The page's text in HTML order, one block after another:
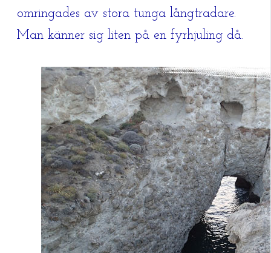
omringades av stora tunga långtradare.
Man känner sig liten på en fyrhjuling då.